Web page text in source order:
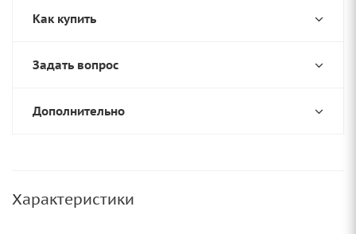
Как купить
Задать вопрос
Дополнительно
Характеристики